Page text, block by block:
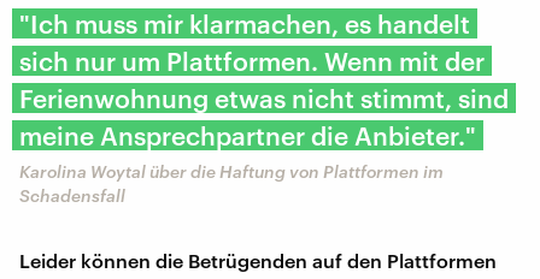
"Ich muss mir klarmachen, es handelt
sich nur um Plattformen. Wenn mit der
Ferienwohnung etwas nicht stimmt, sind
meine Ansprechpartner die Anbieter."
Karolina Woytal über die Haftung von Plattformen im
Schadensfall
Leider können die Betrügenden auf den Plattformen